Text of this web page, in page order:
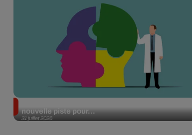
31 juillet 2026
nouvelle piste pour...